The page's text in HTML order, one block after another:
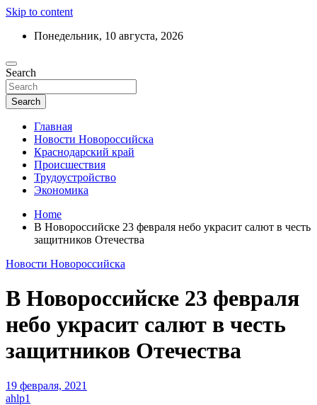
Skip to content
Понедельник, 10 августа, 2026
Актуальные новости Новороссийска и
Краснодарского края
Ежедневный дайджест событий региона
Search
Search
Главная
Новости Новороссийска
Краснодарский край
Происшествия
Трудоустройство
Экономика
Home
В Новороссийске 23 февраля небо украсит салют в честь
защитников Отечества
Новости Новороссийска
В Новороссийске 23 февраля
небо украсит салют в честь
защитников Отечества
19 февраля, 2021
ahlp1